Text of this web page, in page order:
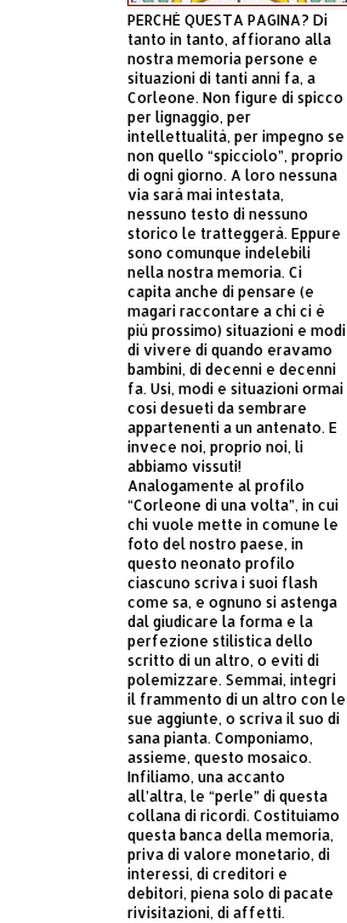
PERCHÈ QUESTA PAGINA? Di
tanto in tanto, affiorano alla
nostra memoria persone e
situazioni di tanti anni fa, a
Corleone. Non figure di spicco
per lignaggio, per
intellettualità, per impegno se
non quello “spicciolo”, proprio
di ogni giorno. A loro nessuna
via sarà mai intestata,
nessuno testo di nessuno
storico le tratteggerà. Eppure
sono comunque indelebili
nella nostra memoria. Ci
capita anche di pensare (e
magari raccontare a chi ci è
più prossimo) situazioni e modi
di vivere di quando eravamo
bambini, di decenni e decenni
fa. Usi, modi e situazioni ormai
così desueti da sembrare
appartenenti a un antenato. E
invece noi, proprio noi, li
abbiamo vissuti!
Analogamente al profilo
“Corleone di una volta”, in cui
chi vuole mette in comune le
foto del nostro paese, in
questo neonato profilo
ciascuno scriva i suoi flash
come sa, e ognuno si astenga
dal giudicare la forma e la
perfezione stilistica dello
scritto di un altro, o eviti di
polemizzare. Semmai, integri
il frammento di un altro con le
sue aggiunte, o scriva il suo di
sana pianta. Componiamo,
assieme, questo mosaico.
Infiliamo, una accanto
all’altra, le “perle” di questa
collana di ricordi. Costituiamo
questa banca della memoria,
priva di valore monetario, di
interessi, di creditori e
debitori, piena solo di pacate
rivisitazioni, di affetti.